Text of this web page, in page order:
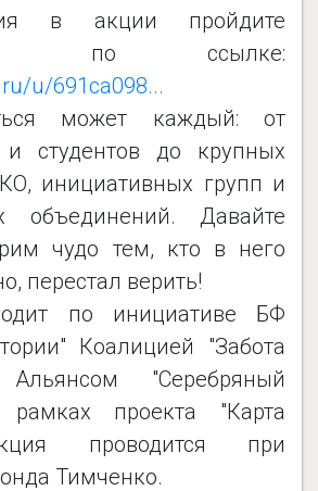
в акции пройдите
по ссылке:
u/691ca098...
может каждый: от
студентов до крупных
инициативных групп и
объединений. Давайте
чудо тем, кто в него
перестал верить!
по инициативе БФ
Коалицией "Забота
"Серебряный
рамках проекта "Карта
проводится при
Тимченко.